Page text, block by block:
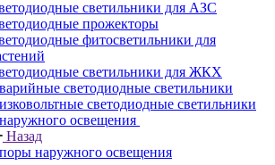
светильники для АЗС
прожекторы
фитосветильники для
светильники для ЖКХ
светодиодные светильники
светодиодные светильники
освещения
Назад
наружного освещения